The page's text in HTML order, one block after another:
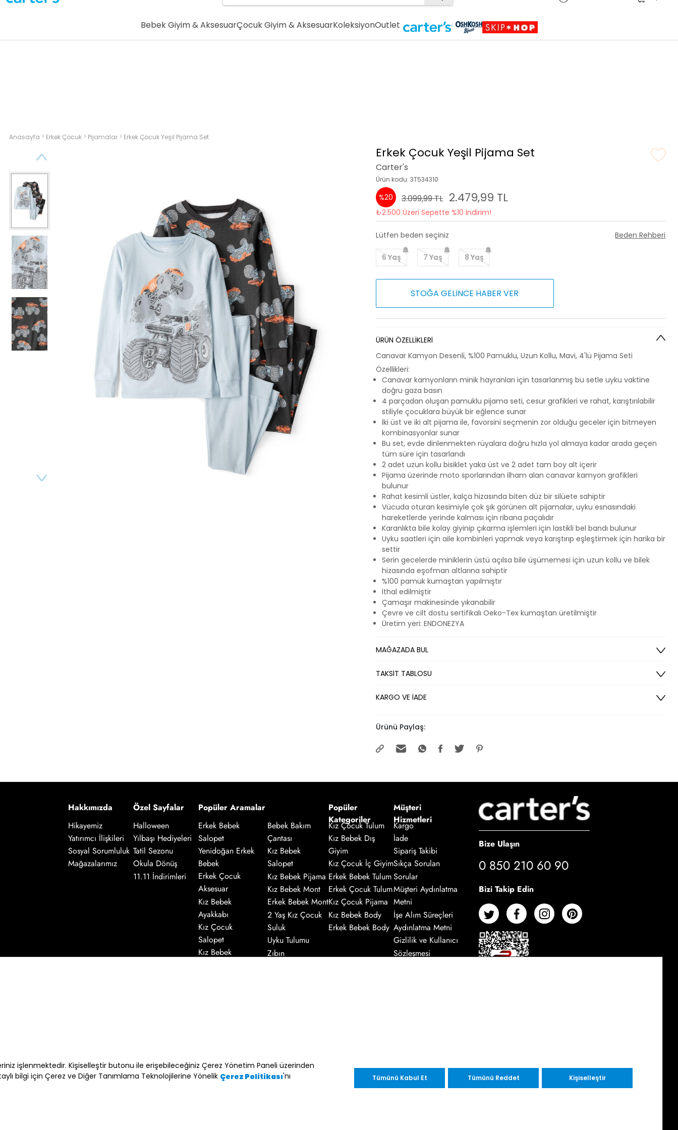
Bebek Giyim & AksesuarÇocuk Giyim & AksesuarKoleksiyonOutlet
Anasayfa > Erkek Çocuk > Pijamalar > Erkek Çocuk Yeşil Pijama Set
Erkek Çocuk Yeşil Pijama Set
Carter's
Ürün kodu: 3T534310
%20 3.099,99 TL 2.479,99 TL
₺2.500 Üzeri Sepette %10 İndirim!
Lütfen beden seçiniz Beden Rehberi
6 Yaş 7 Yaş 8 Yaş
STOĞA GELİNCE HABER VER
ÜRÜN ÖZELLİKLERİ
Canavar Kamyon Desenli, %100 Pamuklu, Uzun Kollu, Mavi, 4'lü Pijama Seti
Özellikleri:
Canavar kamyonların minik hayranları için tasarlanmış bu setle uyku vaktine
doğru gaza basın
4 parçadan oluşan pamuklu pijama seti, cesur grafikleri ve rahat, karıştırılabilir
stiliyle çocuklara büyük bir eğlence sunar
İki üst ve iki alt pijama ile, favorsini seçmenin zor olduğu geceler için bitmeyen
kombinasyonlar sunar
Bu set, evde dinlenmekten rüyalara doğru hızla yol almaya kadar arada geçen
tüm süre için tasarlandı
2 adet uzun kollu bisiklet yaka üst ve 2 adet tam boy alt içerir
Pijama üzerinde moto sporlarından ilham alan canavar kamyon grafikleri
bulunur
Rahat kesimli üstler, kalça hizasında biten düz bir silüete sahiptir
Vücuda oturan kesimiyle çok şık görünen alt pijamalar, uyku esnasındaki
hareketlerde yerinde kalması için ribana paçalıdır
Karanlıkta bile kolay giyinip çıkarma işlemleri için lastikli bel bandı bulunur
Uyku saatleri için aile kombinleri yapmak veya karıştırıp eşleştirmek için harika bir
settir
Serin gecelerde miniklerin üstü açılsa bile üşümemesi için uzun kollu ve bilek
hizasında eşofman altlarına sahiptir
%100 pamuk kumaştan yapılmıştır
İthal edilmiştir
Çamaşır makinesinde yıkanabilir
Çevre ve cilt dostu sertifikalı Oeko-Tex kumaştan üretilmiştir
Üretim yeri: ENDONEZYA
MAĞAZADA BUL
TAKSİT TABLOSU
KARGO VE İADE
Ürünü Paylaş:
Hakkımızda
Hikayemiz
Yatırımcı İlişkileri
Sosyal Sorumluluk
Mağazalarımız
Özel Sayfalar
Halloween
Yılbaşı Hediyeleri
Tatil Sezonu
Okula Dönüş
11.11 İndirimleri
Popüler Aramalar
Erkek Bebek
Salopet
Yenidoğan Erkek
Bebek
Erkek Çocuk
Aksesuar
Kız Bebek
Ayakkabı
Kız Çocuk
Salopet
Kız Bebek
Bebek Bakım
Çantası
Kız Bebek
Salopet
Kız Bebek Pijama
Kız Bebek Mont
Erkek Bebek Mont
2 Yaş Kız Çocuk
Suluk
Uyku Tulumu
Zıbın
Popüler
Kategoriler
Kız Çocuk Tulum
Kız Bebek Dış
Giyim
Kız Çocuk İç Giyim
Erkek Bebek Tulum
Erkek Çocuk Tulum
Kız Çocuk Pijama
Kız Bebek Body
Erkek Bebek Body
Müşteri
Hizmetleri
Kargo
İade
Sipariş Takibi
Sıkça Sorulan
Sorular
Müşteri Aydınlatma
Metni
İşe Alım Süreçleri
Aydınlatma Metni
Gizlilik ve Kullanıcı
Sözleşmesi
Bize Ulaşın
0 850 210 60 90
Bizi Takip Edin
kabul ediyorum *
* Açık Rızanızı dilediğiniz zamankvkk@minycenter.com.tradresine göndereceğiniz bir
işlenmektedir. Kişiselleştir butonu ile erişebileceğiniz Çerez Yönetim Paneli üzerinden
bilgi için Çerez ve Diğer Tanımlama Teknolojilerine Yönelik Çerez Politikası'nı Tümünü Kabul Et Tümünü Reddet Kişiselleştir